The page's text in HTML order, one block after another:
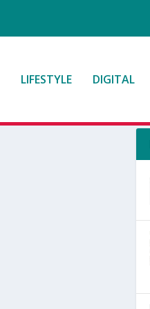
LIFESTYLE DIGITAL